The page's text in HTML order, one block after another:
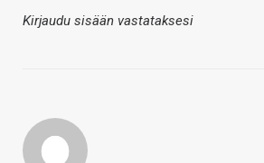
Kirjaudu sisään vastataksesi